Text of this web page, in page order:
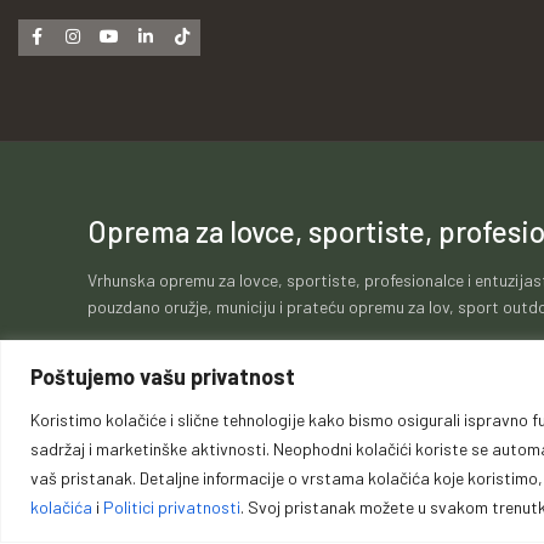
Poštujemo vašu privatnost
Koristimo kolačiće i slične tehnologije kako bismo osigurali
sadržaj i marketinške aktivnosti. Neophodni kolačići koriste se
vaš pristanak. Detaljne informacije o vrstama kolačića koje
kolačića i Politici privatnosti. Svoj pristanak možete u svakom
Oprema za lovce, sportiste,
Vrhunska opremu za lovce, sportiste, profesionalce i
pouzdano oružje, municiju i prateću opremu za lov, sport
Politika kolačića Politika privatnosti Opći